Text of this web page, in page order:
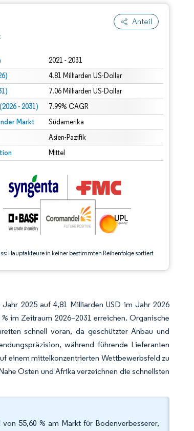
Anteil
2021 - 2031
4.81 Milliarden US-Dollar
7.06 Milliarden US-Dollar
- 2031) 7.99% CAGR
Markt Südamerika
Asien-Pazifik
Mittel
Hauptakteure in keiner bestimmten Reihenfolge sortiert
Wiederverwendung erfordert Namensnennung gemäß CC BY 4.0.
gemäß CC BY 4.0.
2025 auf 4,81 Milliarden USD im Jahr 2026
im Zeitraum 2026–2031 erreichen. Organische
schnell voran, da geschützter Anbau und
während führende Lieferanten
einem mittelkonzentrierten Wettbewerbsfeld zu
Osten und Afrika verzeichnen die schnellsten
55,60 % am Markt für Bodenverbesserer,